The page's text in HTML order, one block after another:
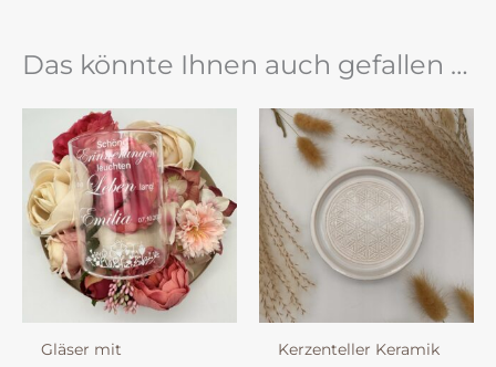
Das könnte Ihnen auch gefallen …
Gläser mit
Kerzenteller Keramik